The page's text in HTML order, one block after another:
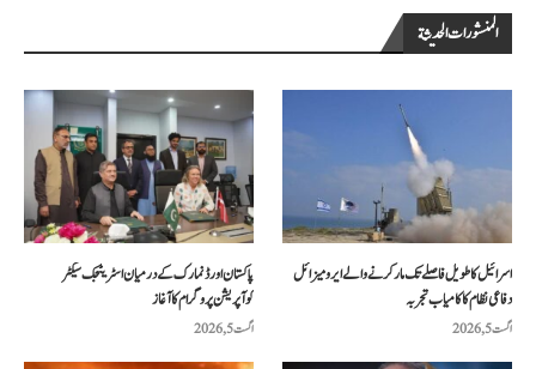
المنشورات الحديثة
پاکستان اور ڈنمارک کے درمیان اسٹریٹجک سیکٹر
کوآپریشن پروگرام کا آغاز
اگست 5, 2026
اسرائیل کا طویل فاصلے تک مار کرنے والے ایرو میزائل
دفاعی نظام کا کامیاب تجربہ
اگست 5, 2026